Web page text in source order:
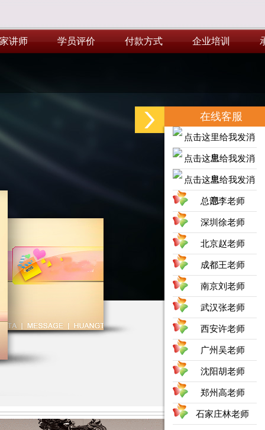
讲师 学员评价 付款方式 企业培训
在线客服
总部李老师
深圳徐老师
北京赵老师
成都王老师
南京刘老师
武汉张老师
西安许老师
广州吴老师
沈阳胡老师
郑州高老师
石家庄林老师